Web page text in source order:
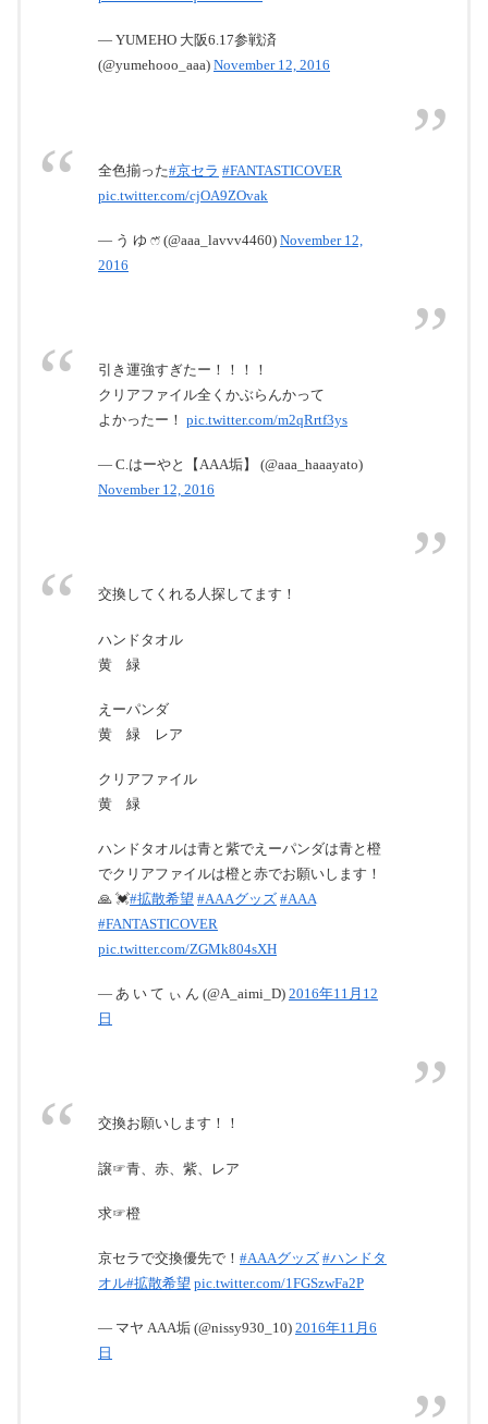
— YUMEHO 大阪6.17参戦済
(@yumehooo_aaa) November 12, 2016
全色揃った#京セラ #FANTASTICOVER
pic.twitter.com/cjOA9ZOvak
— う ゆ ෆ̈ (@aaa_lavvv4460) November 12,
2016
引き運強すぎたー！！！！
クリアファイル全くかぶらんかって
よかったー！ pic.twitter.com/m2qRrtf3ys
— C.はーやと【AAA垢】 (@aaa_haaayato)
November 12, 2016
交換してくれる人探してます！
ハンドタオル
黄 緑
えーパンダ
黄 緑 レア
クリアファイル
黄 緑
ハンドタオルは青と紫でえーパンダは青と橙
でクリアファイルは橙と赤でお願いします！
🙏 💓#拡散希望 #AAAグッズ #AAA
#FANTASTICOVER
pic.twitter.com/ZGMk804sXH
— あ い て ぃ ん (@A_aimi_D) 2016年11月12
日
交換お願いします！！
譲☞青、赤、紫、レア
求☞橙
京セラで交換優先で！ #AAAグッズ #ハンドタ
オル#拡散希望 pic.twitter.com/1FGSzwFa2P
— マヤ AAA垢 (@nissy930_10) 2016年11月6
日